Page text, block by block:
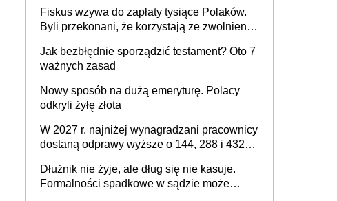
Fiskus wzywa do zapłaty tysiące Polaków.
Byli przekonani, że korzystają ze zwolnienia
Jak bezbłędnie sporządzić testament? Oto 7
ważnych zasad
Nowy sposób na dużą emeryturę. Polacy
odkryli żyłę złota
W 2027 r. najniżej wynagradzani pracownicy
dostaną odprawy wyższe o 144, 288 i 432
Dłużnik nie żyje, ale dług się nie kasuje.
Formalności spadkowe w sądzie może